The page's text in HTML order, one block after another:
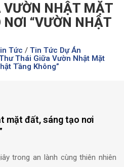
NHẬT MẶT
“VƯỜN NHẬT
Tức / Tin Tức Dự Án
Thái Giữa Vườn Nhật Mặt
Tầng Không”
mặt đất, sáng tạo nơi
trong an lành cùng thiên nhiên